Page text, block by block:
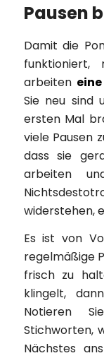
Pausen
Damit die
arbeiten
Sie neu sind
ersten Mal
viele Pausen
dass sie
arbeiten
widerstehen,
Es ist von
regelmäßige
frisch zu
klingelt,
Notieren
Stichworten,
Nächstes